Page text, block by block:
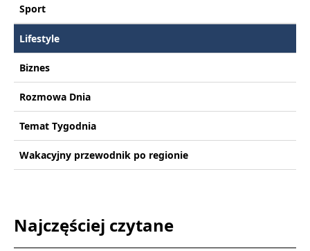
Sport
Lifestyle
Biznes
Rozmowa Dnia
Temat Tygodnia
Wakacyjny przewodnik po regionie
Najczęściej czytane